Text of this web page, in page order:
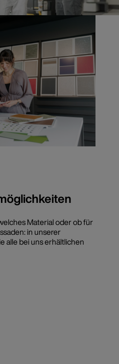
Material oder ob für
in unserer
alle bei uns erhältlichen